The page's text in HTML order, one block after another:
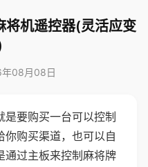
将机遥控器(灵活应变
08月08日
要购买一台可以控制
你购买渠道，也可以自
通过主板来控制麻将牌